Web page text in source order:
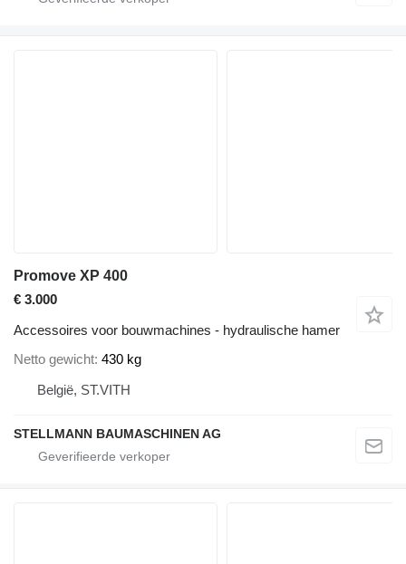
Promove XP 400
€ 3.000
Accessoires voor bouwmachines - hydraulische hamer
Netto gewicht 430 kg
België, ST.VITH
STELLMANN BAUMASCHINEN AG